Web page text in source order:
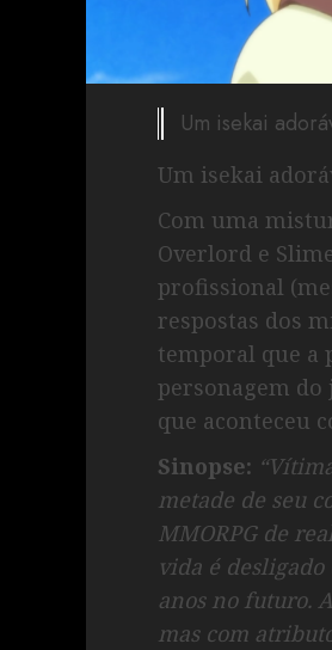
Um isekai
Um isekai
Com uma
Overlord e
profissional
respostas dos
temporal que a
personagem do
que aconteceu
Sinopse:
metade de seu
MMORPG de
vida é
anos no futuro.
mas com